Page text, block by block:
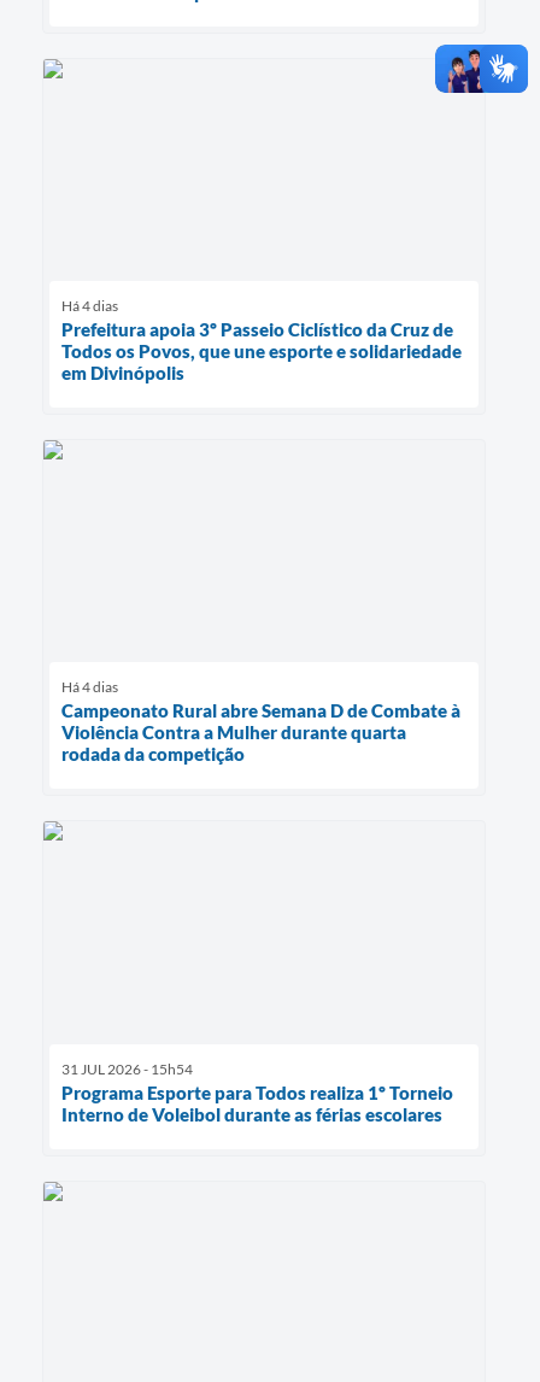
Há 4 dias
Prefeitura apoia 3º Passeio Ciclístico da Cruz de
Todos os Povos, que une esporte e solidariedade
em Divinópolis
Há 4 dias
Campeonato Rural abre Semana D de Combate à
Violência Contra a Mulher durante quarta
rodada da competição
31 JUL 2026 - 15h54
Programa Esporte para Todos realiza 1º Torneio
Interno de Voleibol durante as férias escolares